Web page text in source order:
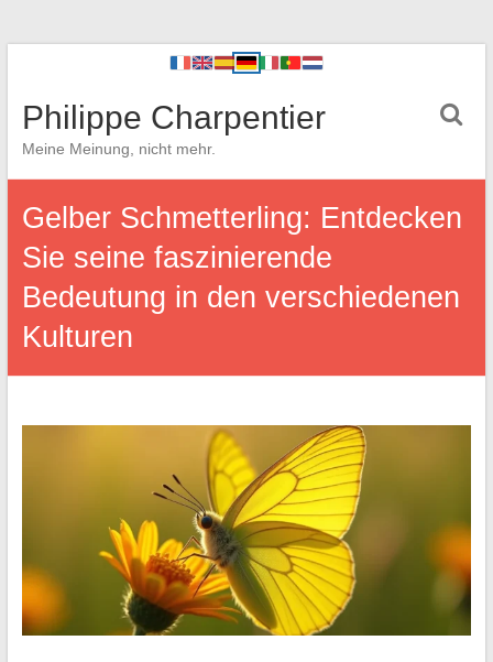
Philippe Charpentier
Meine Meinung, nicht mehr.
Gelber Schmetterling: Entdecken
Sie seine faszinierende
Bedeutung in den verschiedenen
Kulturen